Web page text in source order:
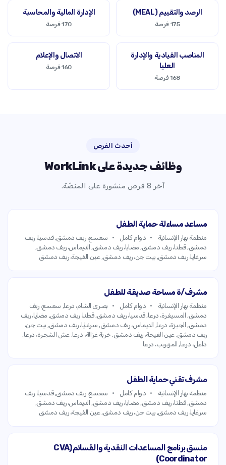
الرصد والتقييم (MEAL)
175 فرصة
الإدارة المالية والمحاسبة
170 فرصة
المناصب القيادية والإدارة
العليا
168 فرصة
الاتصال والإعلام
160 فرصة
أحدث الفرص
وظائف جديدة على WorkLink
آخر 8 فرص منشورة على المنصّة.
مساعد مساءلة حماية الطفل
منظمة بهار الإنسانية دوام كامل
سعسع، ريف دمشق, قدسيا، ريف
دمشق, قطنا، ريف دمشق, مضايا، ريف دمشق, الديماس، ريف دمشق,
سرغايا، ريف دمشق, بيت جن، ريف دمشق, عين الفيجة، ريف دمشق
مشرف/ة مساحة صديقة للطفل
منظمة بهار الإنسانية دوام كامل
بصرى الشام، درعا, سعسع، ريف
دمشق, المسيفرة، درعا, قدسيا، ريف دمشق, قطنا، ريف دمشق, مضايا، ريف
دمشق, الجيزة، درعا, الديماس، ريف دمشق, سرغايا، ريف دمشق, بيت جن،
ريف دمشق, عين الفيجة، ريف دمشق, خربة غزالة، درعا, عش الشجرة، درعا,
داعل، درعا, المزيريب، درعا
مشرف تقني حماية الطفل
منظمة بهار الإنسانية دوام كامل
سعسع، ريف دمشق, قدسيا، ريف
دمشق, قطنا، ريف دمشق, مضايا، ريف دمشق, الديماس، ريف دمشق,
سرغايا، ريف دمشق, بيت جن، ريف دمشق, عين الفيجة، ريف دمشق
منسق برنامج المساعدات النقدية والقسائم (CVA
Coordinator)